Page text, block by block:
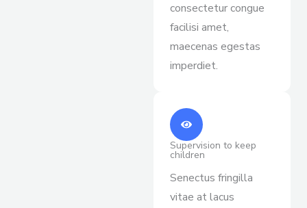
consectetur congue
facilisi amet,
maecenas egestas
imperdiet.
Supervision to keep
children
Senectus fringilla
vitae at lacus